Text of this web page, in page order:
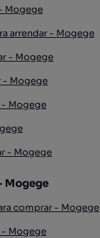
Mogege
arrendar - Mogege
- Mogege
- Mogege
- Mogege
- Mogege
Mogege
comprar - Mogege
- Mogege